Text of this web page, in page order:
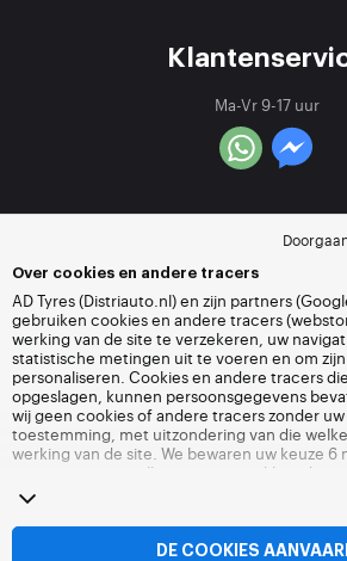
Ma-Vr 9-17 uur
Over cookies en andere tracers
AD Tyres (Distriauto.nl) en zijn partners
gebruiken cookies en andere tracers
werking van de site te verzekeren, uw
statistische metingen uit te voeren en om
personaliseren. Cookies en andere tracers
opgeslagen, kunnen persoonsgegevens
wij geen cookies of andere tracers zonder
toestemming, met uitzondering van die
werking van de site. We bewaren uw keuze 6
toestemming op elk moment intrekken door
cookies en andere tracers
surfen zonder het deponeren van cookies of
aanvaarden. Weigering verhindert de
Distriauto.nl. Voor meer informatie,bezoek
DE COOKIES